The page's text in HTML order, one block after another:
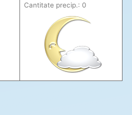
Cantitate precip.: 0